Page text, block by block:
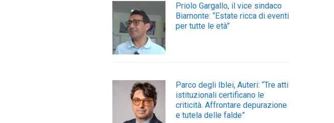
Priolo Gargallo, il vice sindaco
Biamonte: “Estate ricca di eventi
per tutte le età”
Parco degli Iblei, Auteri: “Tre atti
istituzionali certificano le
criticità. Affrontare depurazione
e tutela delle falde”